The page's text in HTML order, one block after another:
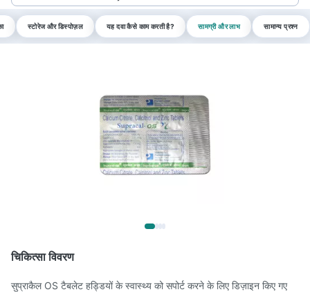
स्टोरेज और डिस्पोज़ल यह दवा कैसे काम करती है? सामग्री और लाभ सामान्य प्रश्न
चिकित्सा विवरण
सुप्राकैल OS टैबलेट हड्डियों के स्वास्थ्य को सपोर्ट करने के लिए डिज़ाइन किए गए